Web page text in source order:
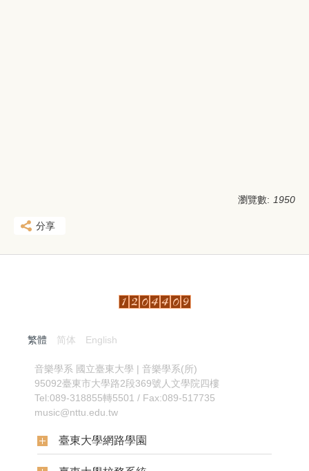
瀏覽數: 1950
分享
繁體 简体
English
音樂學系 國立臺東大學 | 音樂學系(所)
95092臺東市大學路2段369號人文學院四樓
Tel:089-318855轉5501 / Fax:089-517735
music@nttu.edu.tw
臺東大學網路學園